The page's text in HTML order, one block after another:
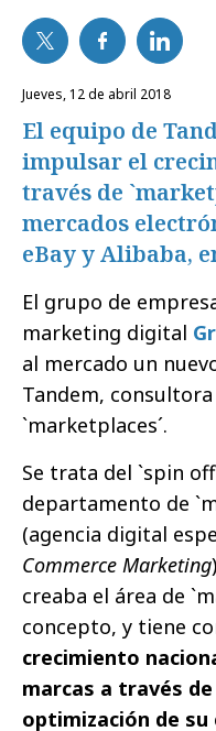
jueves, 12 de abril 2018
El equipo de
impulsar el
través de
mercados
eBay y Alibaba,
El grupo de
marketing digital
al mercado un
Tandem,
`marketplaces´.
Se trata del `spin
departamento de
(agencia digital
Commerce Marketing
creaba el área de
concepto, y tiene
crecimiento
marcas a través
optimización de